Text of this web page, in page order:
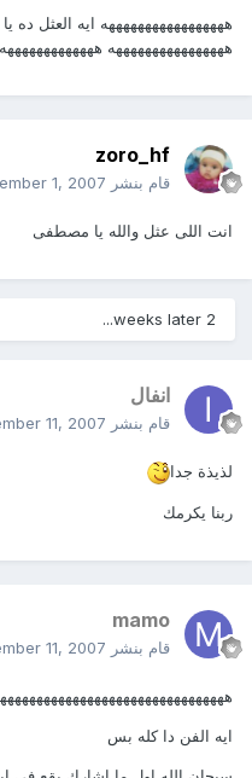
هههههههههههههههههه ايه العثل ده
ههههههههههههههههه هههههههههههههه
zoro_hf
قام بنشر 1, 2007
انت اللى عثل والله يا مصطفى
2 weeks later...
انفال
قام بنشر 11, 2007
لذيذة جدا
ربنا يكرمك
mamo
قام بنشر 11, 2007
ايه الفن دا كله بس